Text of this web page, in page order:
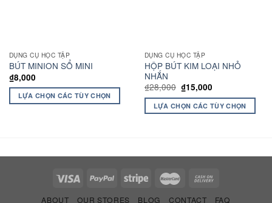
DỤNG CỤ HỌC TẬP
BÚT MINION SỔ MINI
₫8,000
LỰA CHỌN CÁC TÙY CHỌN
DỤNG CỤ HỌC TẬP
HỘP BÚT KIM LOẠI NHỎ
NHẮN
₫28,000 ₫15,000
LỰA CHỌN CÁC TÙY CHỌN
ABOUT OUR STORES BLOG CONTACT FAQ